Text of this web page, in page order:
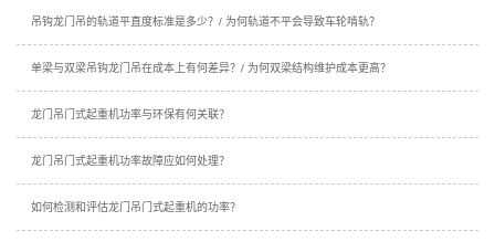
吊钩龙门吊的轨道平直度标准是多少？/ 为何轨道不平会导致车轮啃轨？
单梁与双梁吊钩龙门吊在成本上有何差异？/ 为何双梁结构维护成本更高？
龙门吊门式起重机功率与环保有何关联？
龙门吊门式起重机功率故障应如何处理？
如何检测和评估龙门吊门式起重机的功率？